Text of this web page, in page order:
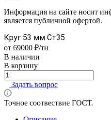
Информация на сайте носит
является публичной офертой.
Круг 53 мм Ст35
от 69000 ₽/тн
В наличии
В корзину
Задать вопрос
Точное соотвествие ГОСТ.